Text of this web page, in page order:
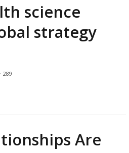
science
strategy
289
Are